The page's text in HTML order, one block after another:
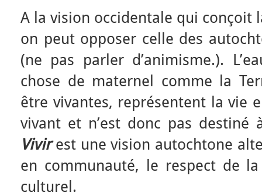
A la vision occidentale qui conçoit
on peut opposer celle des
(ne pas parler d’animisme.).
chose de maternel comme la
être vivantes, représentent la vie
vivant et n’est donc pas
Vivirest une vision autochtone
en communauté, le respect de
culturel.